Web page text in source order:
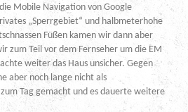
Mobile Navigation von Google
„Sperrgebiet“ und halbmeterhohe
Füßen kamen wir dann aber
zum Teil vor dem Fernseher um die EM
weiter das Haus unsicher. Gegen
aber noch lange nicht als
Tag gemacht und es dauerte weitere